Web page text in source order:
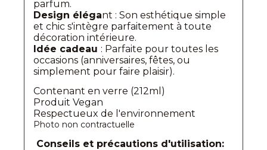
parfum.
Design élégant : Son esthétique simple
et chic s'intègre parfaitement à toute
décoration intérieure.
Idée cadeau : Parfaite pour toutes les
occasions (anniversaires, fêtes, ou
simplement pour faire plaisir).
Contenant en verre (212ml)
Produit Vegan
Respectueux de l'environnement
Photo non contractuelle
Conseils et précautions d'utilisation: